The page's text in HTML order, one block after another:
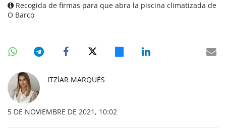
Recogida de firmas para que abra la piscina climatizada de
O Barco
ITZÍAR MARQUÉS
5 DE NOVIEMBRE DE 2021, 10:02